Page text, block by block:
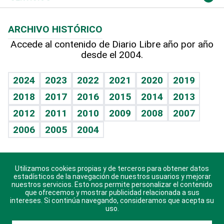
Hablando con el pediatra
Vida y familia
Eñe
Celebrando la vida
Sin complejos
En pocas palabras
Escuchando al corazón
Economía Personal
Línea de hit
TBT Deportivo
Más firmas
Hecho en casa
Guía del dinero
Cumpleaños
Horóscopos
Crucigramas
ARCHIVO HISTÓRICO
Accede al contenido de Diario Libre año por año
desde el 2004.
2024 2023 2022 2021 2020
2019
2018
2017 2016 2015 2014
2013
2012
2011 2010 2009 2008
2007
2006
2005 2004
Descarga nuestras aplicaciones para Android, iOS y
sistema Huawei.
Utilizamos cookies propias y de terceros para obtener datos
estadísticos de la navegación de nuestros usuarios y mejorar
nuestros servicios. Esto nos permite personalizar el contenido
que ofrecemos y mostrar publicidad relacionada a sus
intereses. Si continúa navegando, consideramos que acepta su
uso.